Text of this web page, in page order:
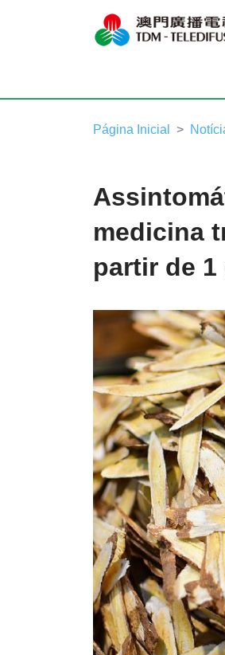
Página Inicial
medicina
partir de